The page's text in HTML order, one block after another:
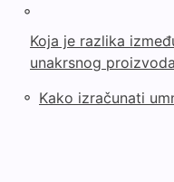
◦
Koja je razlika
unakrsnog
◦ Kako izračunati